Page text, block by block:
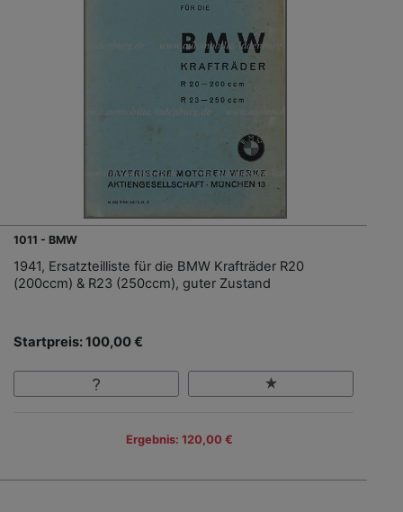
1011 - BMW
1941, Ersatzteilliste für die BMW Krafträder R20
(200ccm) & R23 (250ccm), guter Zustand
Startpreis: 100,00 €
Ergebnis: 120,00 €